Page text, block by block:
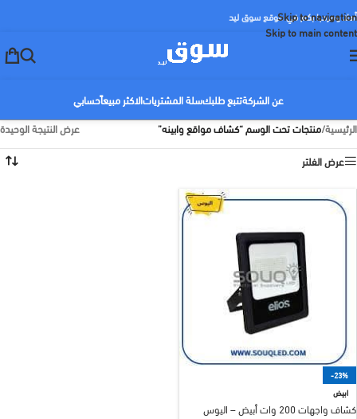
Skip to navigation
Skip to main content
أهلا ومرحبا بكم في موقع سوق ليد
عن الشركةتتبع طلبكسلة المشترياتالاكثر مبيعاًحسابي
الرئيسية/منتجات تحت الوسم “كشاف مواقع وابينه”
عرض النتيجة الوحيدة
عرض الفلتر
-23%
ابيض
كشاف واجهات 200 وات أبيض – اليوس